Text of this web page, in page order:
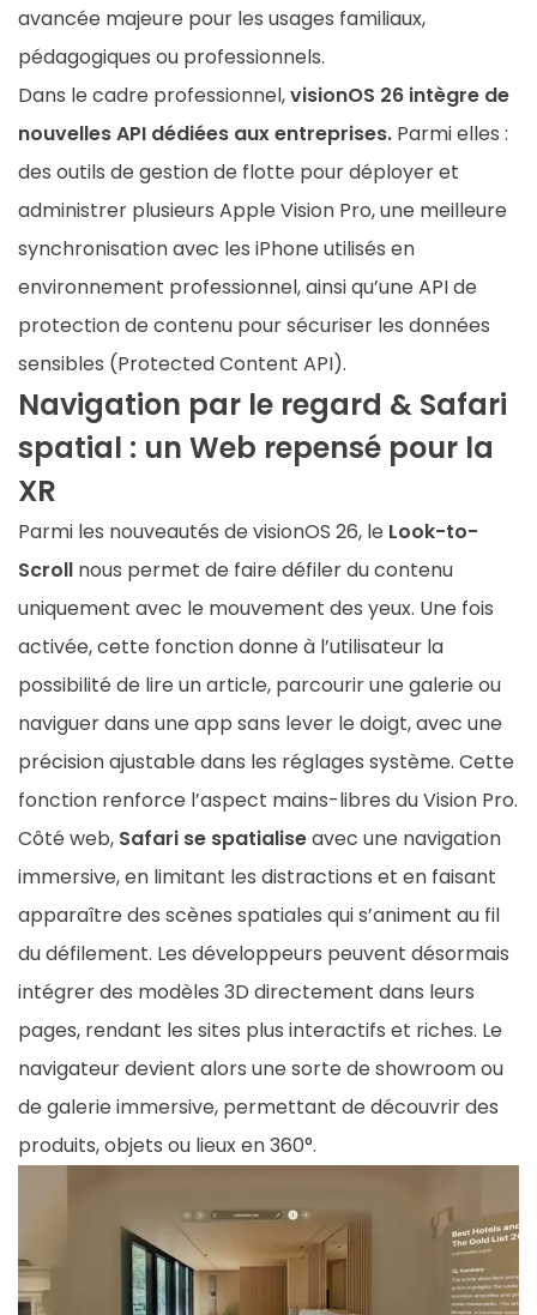
avancée majeure pour les usages familiaux,
pédagogiques ou professionnels.
Dans le cadre professionnel,visionOS 26 intègre de
nouvelles API dédiées aux entreprises. Parmi elles :
des outils de gestion de flotte pour déployer et
administrer plusieurs Apple Vision Pro, une meilleure
synchronisation avec les iPhone utilisés en
environnement professionnel, ainsi qu’une API de
protection de contenu pour sécuriser les données
sensibles (Protected Content API).
Navigation par le regard & Safari
spatial : un Web repensé pour la
XR
Parmi les nouveautés de visionOS 26, le Look-to-
Scroll nous permet de faire défiler du contenu
uniquement avec le mouvement des yeux. Une fois
activée, cette fonction donne à l’utilisateur la
possibilité de lire un article, parcourir une galerie ou
naviguer dans une app sans lever le doigt, avec une
précision ajustable dans les réglages système. Cette
fonction renforce l’aspect mains-libres du Vision Pro.
Côté web, Safari se spatialiseavec une navigation
immersive, en limitant les distractions et en faisant
apparaître des scènes spatiales qui s’animent au fil
du défilement. Les développeurs peuvent désormais
intégrer des modèles 3D directement dans leurs
pages, rendant les sites plus interactifs et riches. Le
navigateur devient alors une sorte de showroom ou
de galerie immersive, permettant de découvrir des
produits, objets ou lieux en 360°.